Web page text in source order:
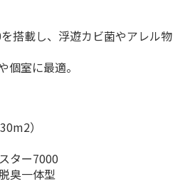
搭載し、浮遊カビ菌やアレル物
個室に最適。
）
ター7000
臭一体型